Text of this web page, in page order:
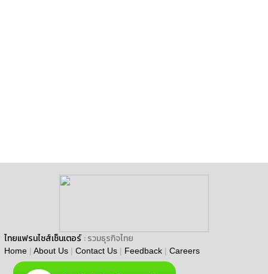
ไทยแฟรนไชส์เซ็นเตอร์ : รวมธุรกิจไทย
Home | About Us | Contact Us | Feedback | Careers